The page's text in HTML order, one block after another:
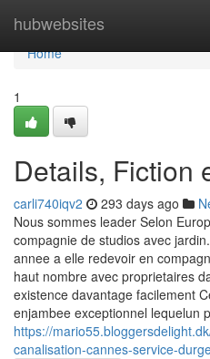
hubwebsites
Home
Home
1
Details, Fiction
carli740iqv2 293 days ago
Nous sommes leader Selon
compagnie de studios avec
annee a elle redevoir en
haut nombre avec proprietaires
existence davantage facilement
enjambee exceptionnel lequelun
https://
canalisation-cannes-service-